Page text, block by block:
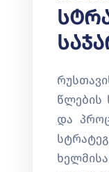
წლების
და